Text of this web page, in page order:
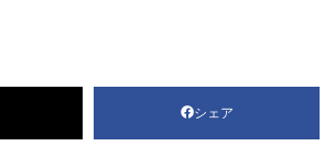
シェア